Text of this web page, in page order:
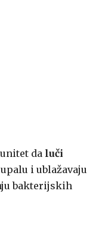
da luči
i ublažavaju
bakterijskih